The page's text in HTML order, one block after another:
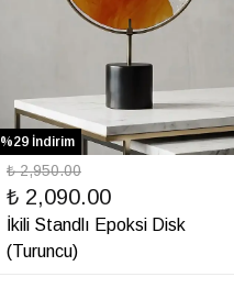
%29 İndirim
₺ 2,950.00
₺ 2,090.00
İkili Standlı Epoksi Disk
(Turuncu)